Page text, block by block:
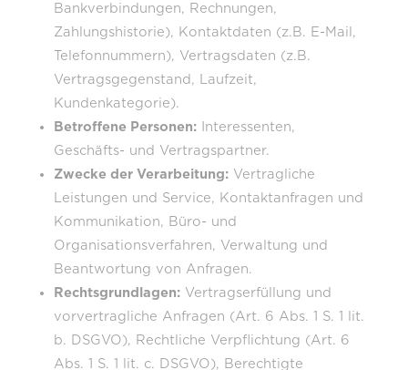
Bankverbindungen, Rechnungen,
Zahlungshistorie), Kontaktdaten (z.B. E-Mail,
Telefonnummern), Vertragsdaten (z.B.
Vertragsgegenstand, Laufzeit,
Kundenkategorie).
Betroffene Personen:Interessenten,
Geschäfts- und Vertragspartner.
Zwecke der Verarbeitung:Vertragliche
Leistungen und Service, Kontaktanfragen und
Kommunikation, Büro- und
Organisationsverfahren, Verwaltung und
Beantwortung von Anfragen.
Rechtsgrundlagen:Vertragserfüllung und
vorvertragliche Anfragen (Art. 6 Abs. 1 S. 1 lit.
b. DSGVO), Rechtliche Verpflichtung (Art. 6
Abs. 1 S. 1 lit. c. DSGVO), Berechtigte